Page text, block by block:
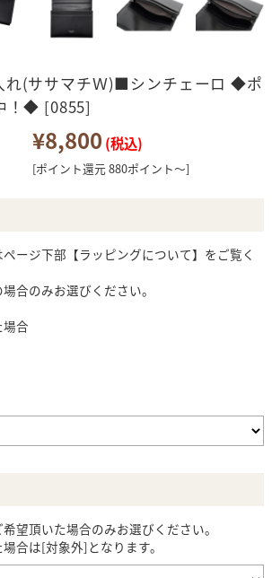
れ(ササマチＷ)■シンチェーロ ◆ポ
！◆ [0855]
¥8,800 (税込)
[ポイント還元 880ポイント～]
ージ下部【ラッピングについて】をご覧く
合のみお選びください。
合
望頂いた場合のみお選びください。
合は[対象外]となります。